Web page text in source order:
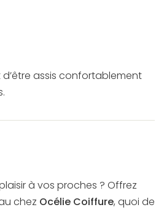
assis confortablement
à vos proches ? Offrez
chez Océlie Coiffure, quoi de